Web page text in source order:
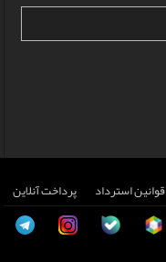
قوانین استرداد پرداخت آنلاین